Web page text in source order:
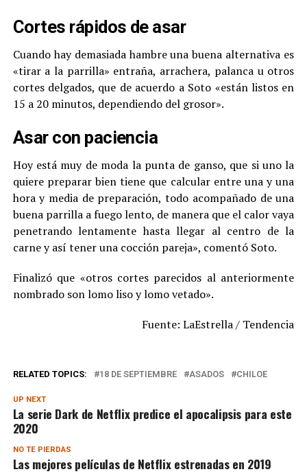
Cortes rápidos de asar
Cuando hay demasiada hambre una buena alternativa es
«tirar a la parrilla» entraña, arrachera, palanca u otros
cortes delgados, que de acuerdo a Soto «están listos en
15 a 20 minutos, dependiendo del grosor».
Asar con paciencia
Hoy está muy de moda la punta de ganso, que si uno la
quiere preparar bien tiene que calcular entre una y una
hora y media de preparación, todo acompañado de una
buena parrilla a fuego lento, de manera que el calor vaya
penetrando lentamente hasta llegar al centro de la
carne y así tener una cocción pareja», comentó Soto.
Finalizó que «otros cortes parecidos al anteriormente
nombrado son lomo liso y lomo vetado».
Fuente: LaEstrella / Tendencia
RELATED TOPICS: 18 DE SEPTIEMBRE ASADOS CHILOE
UP NEXT
La serie Dark de Netflix predice el apocalipsis para este
2020
NO TE PIERDAS
Las mejores películas de Netflix estrenadas en 2019